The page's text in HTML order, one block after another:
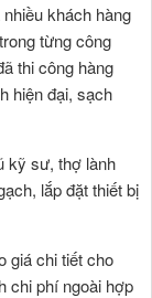
khách hàng
từng công
thi công hàng
hiện đại, sạch
kỹ sư, thợ lành
lắp đặt thiết bị
giá chi tiết cho
chi phí ngoài hợp